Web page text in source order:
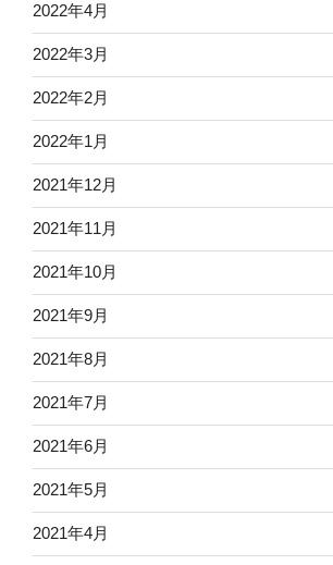
2022年4月
2022年3月
2022年2月
2022年1月
2021年12月
2021年11月
2021年10月
2021年9月
2021年8月
2021年7月
2021年6月
2021年5月
2021年4月